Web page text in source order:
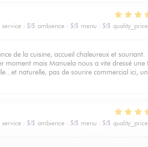
service : 5/5 ambience : 5/5 menu : 5/5 quality_price
de la cuisine, accueil chaleureux et souriant.
moment mais Manuela nous a vite dressé une
naturelle, pas de sourire commercial ici, un
service : 5/5 ambience : 5/5 menu : 5/5 quality_price